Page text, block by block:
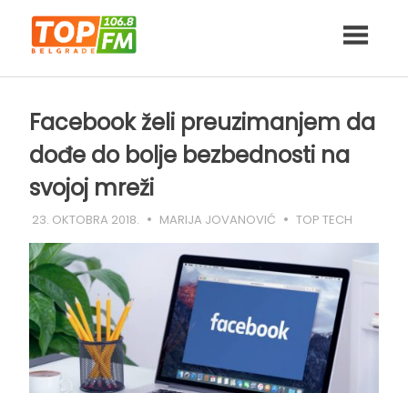
content
Facebook želi preuzimanjem da
dođe do bolje bezbednosti na
svojoj mreži
23. OKTOBRA 2018. MARIJA JOVANOVIĆ TOP TECH